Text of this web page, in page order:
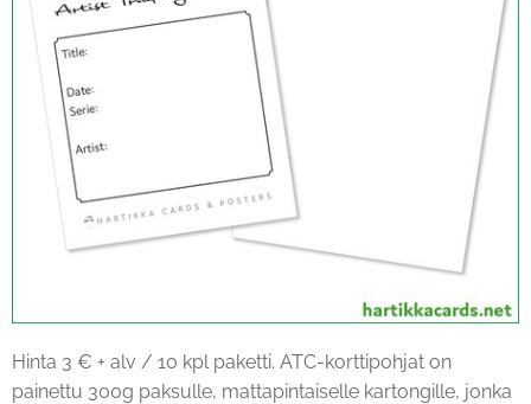
Hinta 3 € + alv / 10 kpl paketti. ATC-korttipohjat on
painettu 300g paksulle, mattapintaiselle kartongille, jonka